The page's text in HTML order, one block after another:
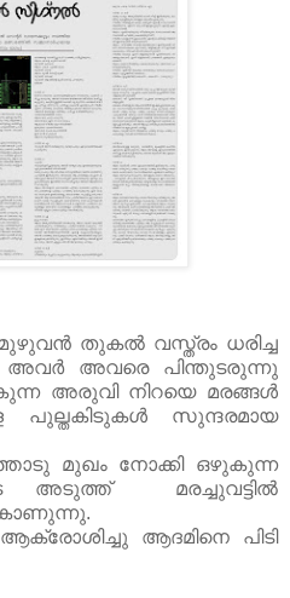
തുകൽ വസ്ത്രം ധരിച്ച
അവരെ പിന്തുടരുന്നു
അരുവി നിറയെ മരങ്ങൾ
പുല്തകിടുകൾ സുന്ദരമായ
മുഖം നോക്കി ഒഴുകുന്ന
അടുത്ത് മരച്ചുവട്ടിൽ
കാണുന്നു.
ആദമിനെ പിടി